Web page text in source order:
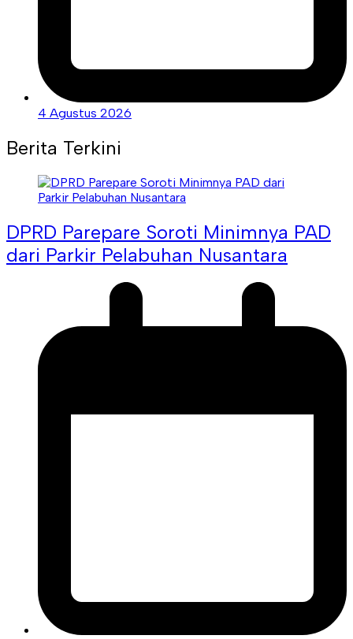
4 Agustus 2026
Berita Terkini
DPRD Parepare Soroti Minimnya PAD
dari Parkir Pelabuhan Nusantara